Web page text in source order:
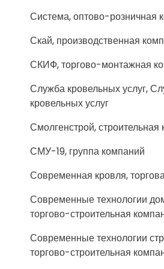
Система, оптово-розничная
Скай, производственная
СКИФ, торгово-монтажная
Служба кровельных услуг,
кровельных услуг
Смолгенстрой, строительная
СМУ-19, группа компаний
Современная кровля,
Современные технологии
торгово-строительная
Современные технологии
торгово-строительная